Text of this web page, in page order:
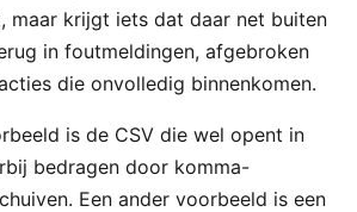
maar krijgt iets dat daar net buiten
in foutmeldingen, afgebroken
die onvolledig binnenkomen.
is de CSV die wel opent in
bedragen door komma-
Een ander voorbeeld is een